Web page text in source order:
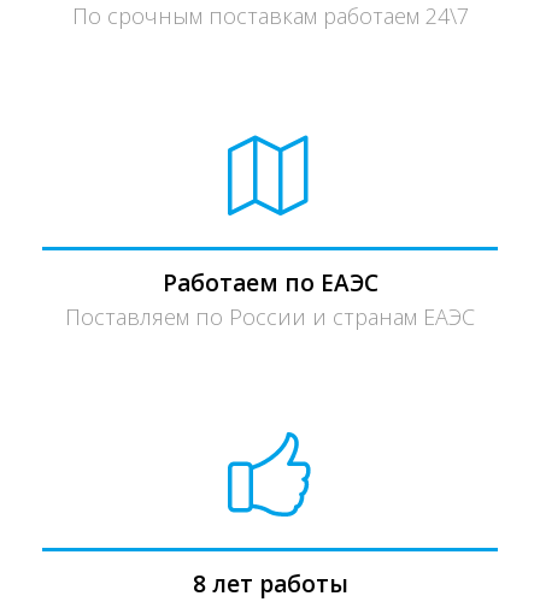
По срочным поставкам работаем 24\7
Работаем по ЕАЭС
Поставляем по России и странам ЕАЭС
8 лет работы